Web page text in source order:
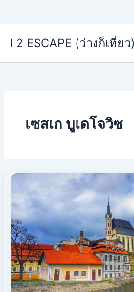
I 2 ESCAPE (ว่างก็เที่ยว)
เซสเก บูเดโจวิซ